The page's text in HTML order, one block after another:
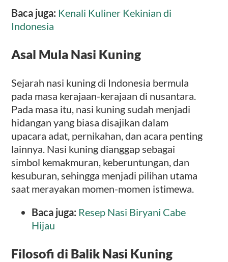
Baca juga: Kenali Kuliner Kekinian di
Indonesia
Asal Mula Nasi Kuning
Sejarah nasi kuning di Indonesia bermula
pada masa kerajaan-kerajaan di nusantara.
Pada masa itu, nasi kuning sudah menjadi
hidangan yang biasa disajikan dalam
upacara adat, pernikahan, dan acara penting
lainnya. Nasi kuning dianggap sebagai
simbol kemakmuran, keberuntungan, dan
kesuburan, sehingga menjadi pilihan utama
saat merayakan momen-momen istimewa.
Baca juga: Resep Nasi Biryani Cabe
Hijau
Filosofi di Balik Nasi Kuning